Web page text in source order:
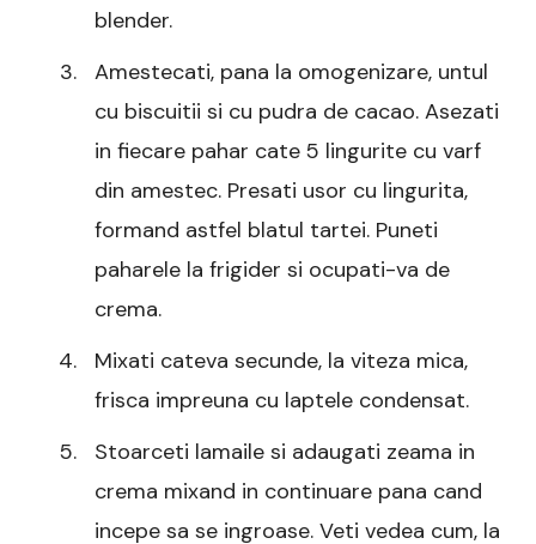
blender.
Amestecati, pana la omogenizare, untul
cu biscuitii si cu pudra de cacao. Asezati
in fiecare pahar cate 5 lingurite cu varf
din amestec. Presati usor cu lingurita,
formand astfel blatul tartei. Puneti
paharele la frigider si ocupati-va de
crema.
Mixati cateva secunde, la viteza mica,
frisca impreuna cu laptele condensat.
Stoarceti lamaile si adaugati zeama in
crema mixand in continuare pana cand
incepe sa se ingroase. Veti vedea cum, la